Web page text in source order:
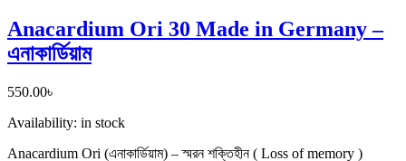
Anacardium Ori 30 Made in Germany –
এনাকার্ডিয়াম
550.00৳
Availability: in stock
Anacardium Ori (এনাকার্ডিয়াম) – স্মরন শক্তিহীন ( Loss of memory )